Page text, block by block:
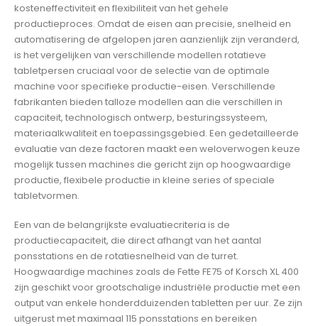
kosteneffectiviteit en flexibiliteit van het gehele
productieproces. Omdat de eisen aan precisie, snelheid en
automatisering de afgelopen jaren aanzienlijk zijn veranderd,
is het vergelijken van verschillende modellen rotatieve
tabletpersen cruciaal voor de selectie van de optimale
machine voor specifieke productie-eisen. Verschillende
fabrikanten bieden talloze modellen aan die verschillen in
capaciteit, technologisch ontwerp, besturingssysteem,
materiaalkwaliteit en toepassingsgebied. Een gedetailleerde
evaluatie van deze factoren maakt een weloverwogen keuze
mogelijk tussen machines die gericht zijn op hoogwaardige
productie, flexibele productie in kleine series of speciale
tabletvormen.
Een van de belangrijkste evaluatiecriteria is de
productiecapaciteit, die direct afhangt van het aantal
ponsstations en de rotatiesnelheid van de turret.
Hoogwaardige machines zoals de Fette FE75 of Korsch XL 400
zijn geschikt voor grootschalige industriële productie met een
output van enkele honderdduizenden tabletten per uur. Ze zijn
uitgerust met maximaal 115 ponsstations en bereiken